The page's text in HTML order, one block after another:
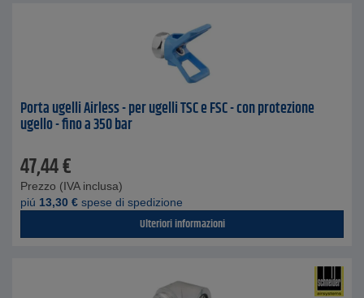
Porta ugelli Airless - per ugelli TSC e FSC - con protezione
ugello - fino a 350 bar
47,44€
Prezzo (IVA inclusa)
piú 13,30 € spese di spedizione
Ulteriori informazioni